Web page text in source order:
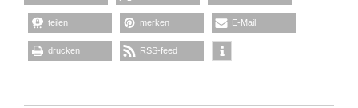
teilen merken E-Mail
drucken RSS-feed